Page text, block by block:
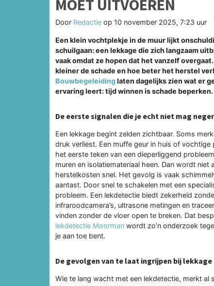
MOET UITVOEREN
Door Redactie op 10 november 2025, 7:23 uur
Een klein vochtplekje in de muur lijkt
schuilgaan: een lekkage die zich langzaam
vaak omdat ze hopen dat het vanzelf
kleiner de schade en hoe beter het herstel
Bouwbegeleidinglaten dagelijks zien wat er
ervaring leert: tijd winnen is schade beperken.
De eerste signalen die je echt niet mag
Een lekkage begint zelden zichtbaar. Soms
druk verliest. Een muffe geur in huis of
het eerste teken van een dieperliggend
muren en isolatiemateriaal heen. Dan wordt
herstelkosten snel. Het gevolg is vaak
aantast. Door snel te schakelen met een
probleem. Een lekdetectie biedt zekerheid
infraroodcamera’s, ultrasone metingen en
vinden zonder de vloer open te breken. Dat
lekdetectie Moorman wordt zo’n onderzoek
je aan toe bent.
De gevolgen van te laat ingrijpen bij lekkage
Wie te lang wacht met een lekdetectie, merkt